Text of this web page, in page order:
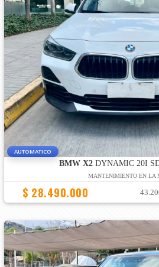
AUTOMATICO
BMW X2 DYNAMIC 20I
MANTENIMIENTO EN LA
$ 28.490.000